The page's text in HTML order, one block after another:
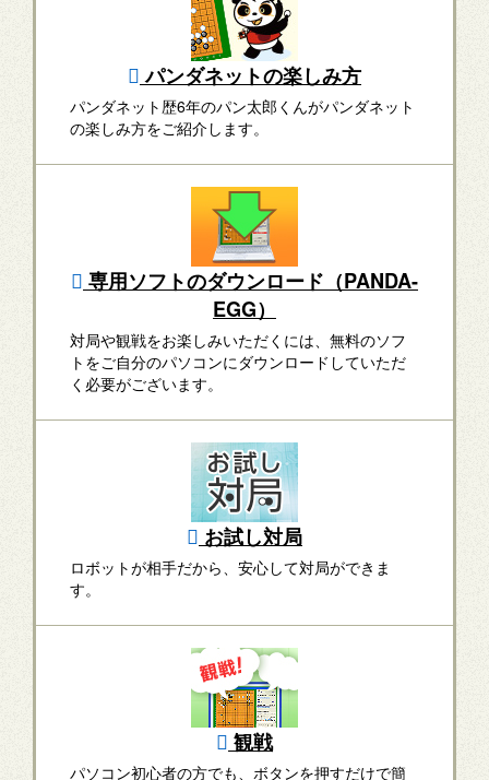
パンダネットの楽しみ方
パンダネット歴6年のパン太郎くんがパンダネット
の楽しみ方をご紹介します。
専用ソフトのダウンロード（PANDA-
EGG）
対局や観戦をお楽しみいただくには、無料のソフ
トをご自分のパソコンにダウンロードしていただ
く必要がございます。
お試し対局
ロボットが相手だから、安心して対局ができま
す。
観戦
パソコン初心者の方でも、ボタンを押すだけで簡